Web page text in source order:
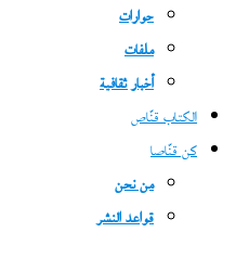
حوارات
ملفات
أخبار ثقافية
الكتاب قنّاص
كن قنّاصا
من نحن
قواعد النشر